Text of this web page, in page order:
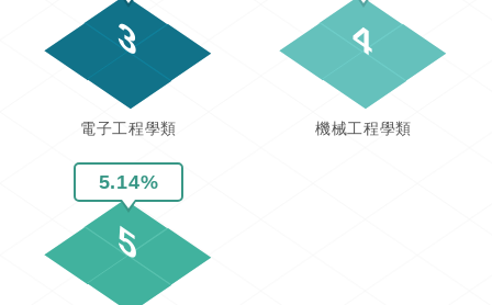
3
電子工程學類
4
機械工程學類
5.14%
5